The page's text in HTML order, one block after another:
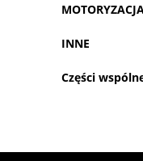
INNE
Części